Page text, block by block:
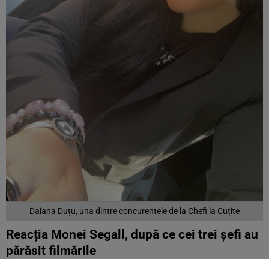
Daiana Duțu, una dintre concurentele de la Chefi la Cuțite
Reacția Monei Segall, după ce cei trei șefi au
părăsit filmările